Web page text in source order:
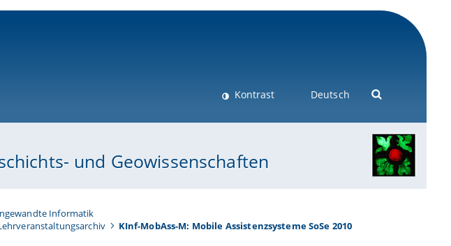
Kontrast Deutsch
und Geowissenschaften
Informatik
KInf-MobAss-M: Mobile Assistenzsysteme SoSe 2010